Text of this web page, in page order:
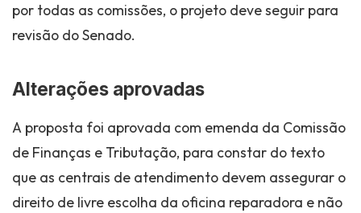
por todas as comissões, o projeto deve seguir para
revisão do Senado.
Alterações aprovadas
A proposta foi aprovada com emenda da Comissão
de Finanças e Tributação, para constar do texto
que as centrais de atendimento devem assegurar o
direito de livre escolha da oficina reparadora e não